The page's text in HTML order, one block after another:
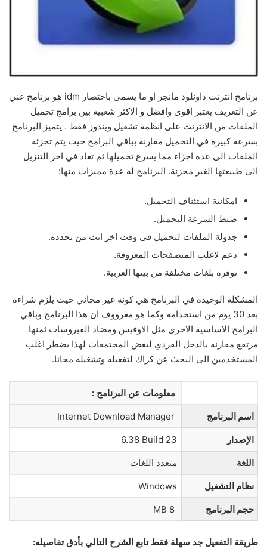
برنامج انترنت داونلود مانجر او ما يسمى باختصار idm هو برنامج غني
عن التعريف يعتبر اقوى وافضل و الاكثر شعبية بين برامج تحميل
الملفات من الانترنت على انظمة تشغيل ويندوز فقط . يتميز البرنامج
بسرعة كبيرة في التحميل مقارنة بباقي البرامج حيث يتم تجزئة
الملفات الى عدة اجزاء مما يسرع تحميلها ثم تعاد في اخر التنزيل
الى طبيعتها الغير مجزئة. البرنامج له عدة مميزات منها:
امكانية استئناف التحميل.
ضبط السرعة التحميل.
جدولة الملفات لتحميل في وقت اخر انت من تحدده.
دعم لاغلب المتصفحات المعروفة.
توفره بلغات مختلفة من بينها العربية.
المشكلة الوحيدة في البرنامج هي كونة غير مجاني حيث يلزم شراءه
بعد 30 يوم من استخدامه وكما هو معرووف ان هذا البرنامج وباقي
البرامج الاساسية الاخرى مثل الاوفيس ومضاد الفيروسات ثمنها
مرتفع مقارنة بالدخل الفردي لبعض المجتمعات لهذا يضطر اغلب
المستخدمين الى البحث عن كراك لتفعيله وتشغيله مجانا.
معلومات عن البرنامج :
اسم البرنامج
الإصدار 6.38 Build 23
اللغة متعدد اللغات
نظام التشغيل Windows
حجم البرنامج
طريقة التفعيل جد سهلة فقط تابع الشرح التالي بأدق تفاصيله: